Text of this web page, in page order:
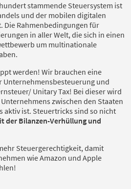
stammende Steuersystem ist
und der mobilen digitalen
Rahmenbedingungen für
in aller Welt, die sich in einen
um multinationale
werden! Wir brauchen eine
Unternehmensbesteuerung und
Unitary Tax! Bei dieser wird
zwischen den Staaten
aktiv ist. Steuertricks sind so nicht
der Bilanzen-Verhüllung und
Steuergerechtigkeit, damit
wie Amazon und Apple